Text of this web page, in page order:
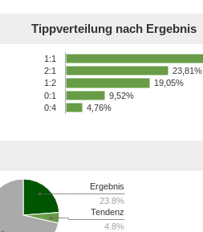
Tippverteilung nach Ergebnis
1:1
2:1
1:2
0:1
0:4
23,81%
19,05%
9,52%
4,76%
Ergebnis
23.8%
Tendenz
4.8%